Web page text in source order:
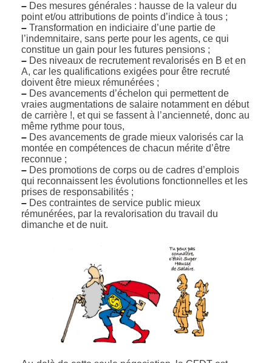
– Des mesures générales : hausse de la valeur du
point et/ou attributions de points d’indice à tous ;
– Transformation en indiciaire d’une partie de
l’indemnitaire, sans perte pour les agents, ce qui
constitue un gain pour les futures pensions ;
– Des niveaux de recrutement revalorisés en B et en
A, car les qualifications exigées pour être recruté
doivent être mieux rémunérées ;
– Des avancements d’échelon qui permettent de
vraies augmentations de salaire notamment en début
de carrière !, et qui se fassent à l’ancienneté, donc au
même rythme pour tous,
– Des avancements de grade mieux valorisés car la
montée en compétences de chacun mérite d’être
reconnue ;
– Des promotions de corps ou de cadres d’emplois
qui reconnaissent les évolutions fonctionnelles et les
prises de responsabilités ;
– Des contraintes de service public mieux
rémunérées, par la revalorisation du travail du
dimanche et de nuit.